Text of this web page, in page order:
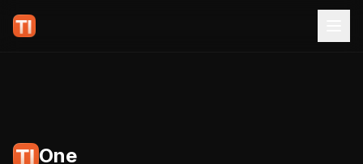
One